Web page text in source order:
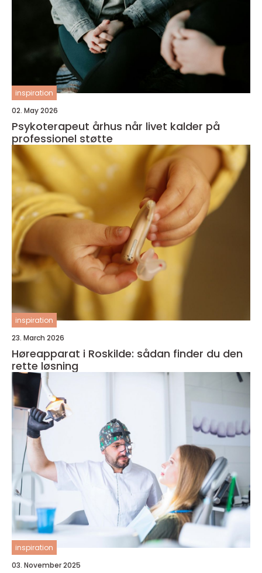
inspiration
02. May 2026
Psykoterapeut århus når livet kalder på
professionel støtte
inspiration
23. March 2026
Høreapparat i Roskilde: sådan finder du den
rette løsning
inspiration
03. November 2025